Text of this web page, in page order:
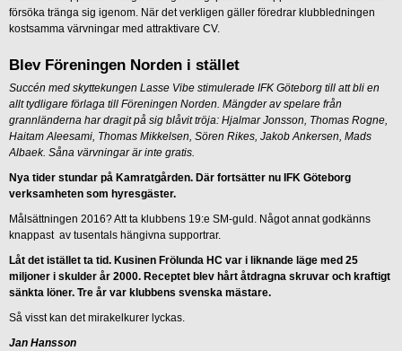
försöka tränga sig igenom. När det verkligen gäller föredrar klubbledningen
kostsamma värvningar med attraktivare CV.
Blev Föreningen Norden i stället
Succén med skyttekungen Lasse Vibe stimulerade IFK Göteborg till att bli en
allt tydligare förlaga till Föreningen Norden. Mängder av spelare från
grannländerna har dragit på sig blåvit tröja: Hjalmar Jonsson, Thomas Rogne,
Haitam Aleesami, Thomas Mikkelsen, Sören Rikes, Jakob Ankersen, Mads
Albaek. Såna värvningar är inte gratis.
Nya tider stundar på Kamratgården. Där fortsätter nu IFK Göteborg
verksamheten som hyresgäster.
Målsättningen 2016? Att ta klubbens 19:e SM-guld. Något annat godkänns
knappast av tusentals hängivna supportrar.
Låt det istället ta tid. Kusinen Frölunda HC var i liknande läge med 25
miljoner i skulder år 2000. Receptet blev hårt åtdragna skruvar och kraftigt
sänkta löner. Tre år var klubbens svenska mästare.
Så visst kan det mirakelkurer lyckas.
Jan Hansson